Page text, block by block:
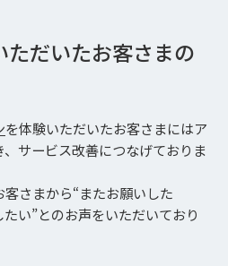
だいたお客さまの
を体験いただいたお客さまにはア
サービス改善につなげておりま
さまから“またお願いした
い”とのお声をいただいており